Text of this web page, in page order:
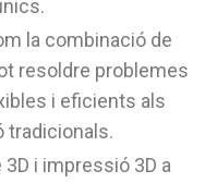
la combinació de
resoldre problemes
i eficients als
tradicionals.
i impressió 3D a